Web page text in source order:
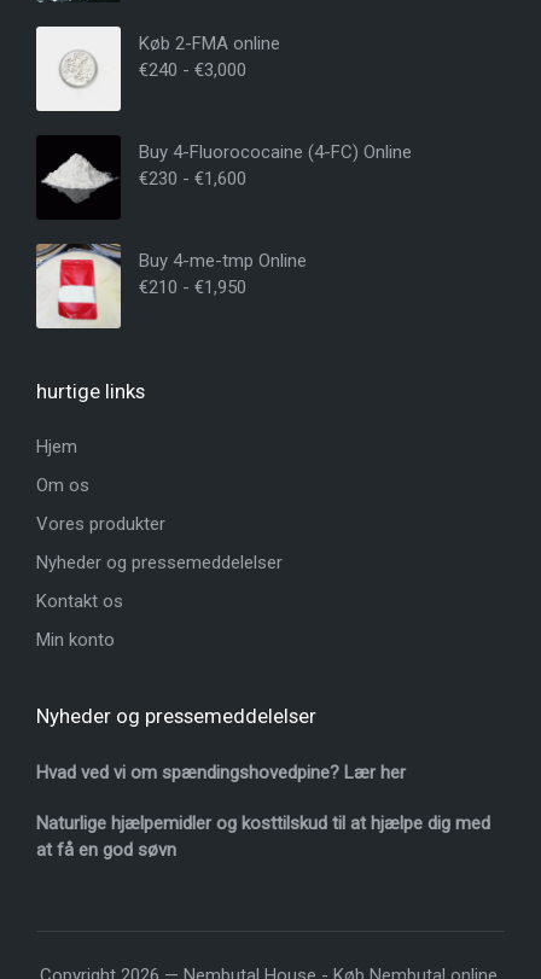
Køb 2-FMA online
€240 - €3,000
Buy 4-Fluorococaine (4-FC) Online
€230 - €1,600
Buy 4-me-tmp Online
€210 - €1,950
hurtige links
Hjem
Om os
Vores produkter
Nyheder og pressemeddelelser
Kontakt os
Min konto
Nyheder og pressemeddelelser
Hvad ved vi om spændingshovedpine? Lær her
Naturlige hjælpemidler og kosttilskud til at hjælpe dig med
at få en god søvn